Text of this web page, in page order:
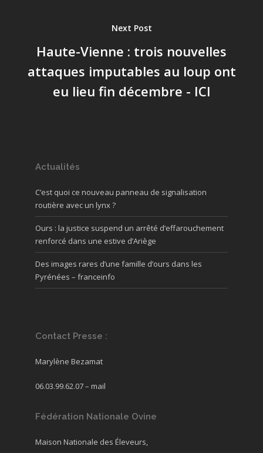
Next Post
Haute-Vienne : trois nouvelles
attaques imputables au loup ont
eu lieu fin décembre - ICI
Actualités
C’est quoi ce nouveau panneau de signalisation
routière avec un lynx ?
Ours : la justice suspend un arrêté d’effarouchement
renforcé dans une estive d’Ariège
Des images rares d’une famille d’ours dans les
Pyrénées – franceinfo
Contact Presse :
Marylène Bezamat
06.03.99.62.07 – mail
Fédération Nationale Ovine
Maison Nationale des Éleveurs,